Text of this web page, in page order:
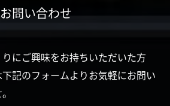
お問い合わせ
にご興味をお持ちいただいた方
記のフォームよりお気軽にお問い